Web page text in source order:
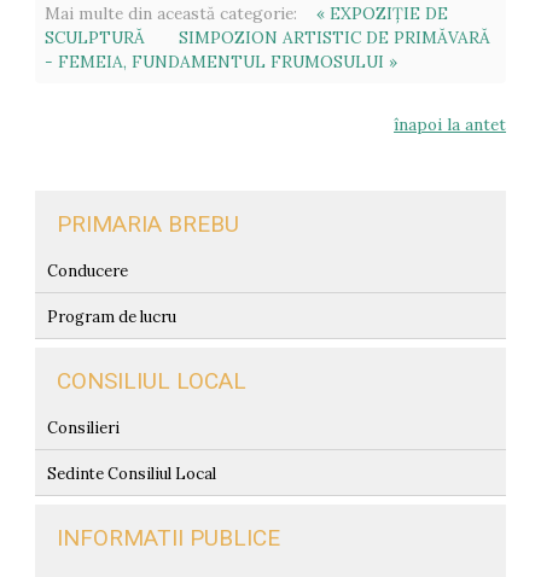
Mai multe din această categorie:
« EXPOZIȚIE DE
SCULPTURĂ
SIMPOZION ARTISTIC DE PRIMĂVARĂ
- FEMEIA, FUNDAMENTUL FRUMOSULUI »
înapoi la antet
PRIMARIA BREBU
Conducere
Program de lucru
CONSILIUL LOCAL
Consilieri
Sedinte Consiliul Local
INFORMATII PUBLICE